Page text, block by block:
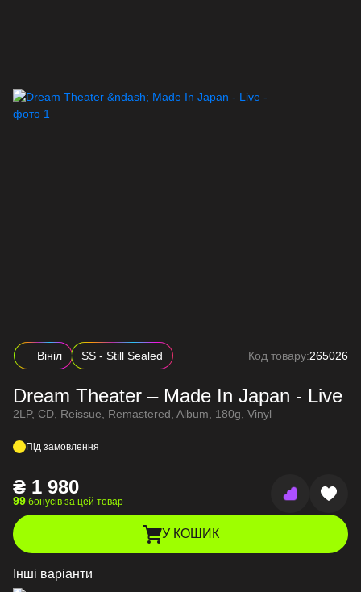
Вініл SS - Still Sealed Код товару:265026
Dream Theater – Made In Japan - Live
2LP, CD, Reissue, Remastered, Album, 180g, Vinyl
Під замовлення
₴ 1 980
99 бонусів за цей товар
У КОШИК
Інші варіанти